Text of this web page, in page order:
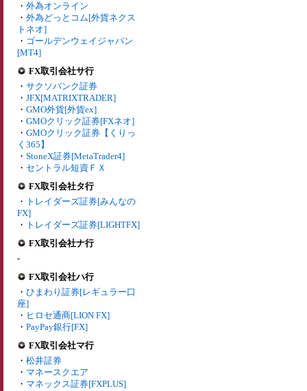
・ 外為オンライン
・ 外為どっとコム[外貨ネクス
トネオ]
・ ゴールデンウェイジャパン
[MT4]
FX取引会社サ行
・ サクソバンク証券
・ JFX[MATRIXTRADER]
・ GMO外貨[外貨ex]
・ GMOクリック証券[FXネオ]
・ GMOクリック証券【くりっ
く365】
・ StoneX証券[MetaTrader4]
・ セントラル短資ＦＸ
FX取引会社タ行
・ トレイダーズ証券[みんなの
FX]
・ トレイダーズ証券[LIGHTFX]
FX取引会社ナ行
-
FX取引会社ハ行
・ ひまわり証券[レギュラー口
座]
・ ヒロセ通商[LION FX]
・ PayPay銀行[FX]
FX取引会社マ行
・ 松井証券
・ マネースクエア
・ マネックス証券[FXPLUS]